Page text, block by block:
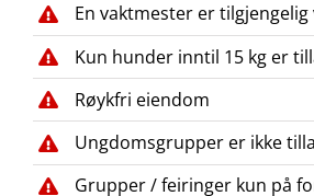
En vaktmester er
Kun hunder inntil 15 kg er
Røykfri eiendom
Ungdomsgrupper er ikke
Grupper / feiringer kun på